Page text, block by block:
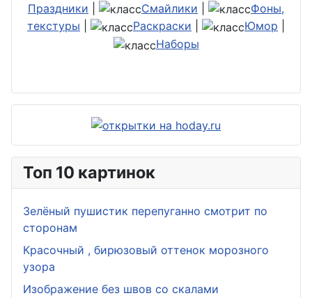
Праздники
Смайлики
Фоны,
текстуры
Раскраски Юмор
Наборы
Топ 10 картинок
Зелёный пушистик перепуганно смотрит по
сторонам
Красочный , бирюзовый оттенок морозного
узора
Изображение без швов со скалами